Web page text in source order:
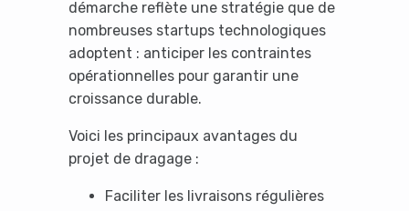
démarche reflète une stratégie que de
nombreuses startups technologiques
adoptent : anticiper les contraintes
opérationnelles pour garantir une
croissance durable.
Voici les principaux avantages du
projet de dragage :
Faciliter les livraisons régulières